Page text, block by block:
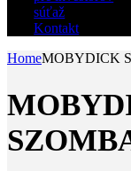
súťaž
Kontakt
HomeMOBYDICK